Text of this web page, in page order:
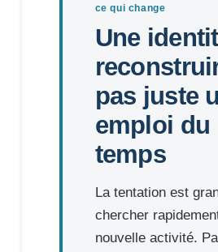
ce qui change
Une
pas juste
emploi du
temps
La tentation est
chercher
nouvelle activité.